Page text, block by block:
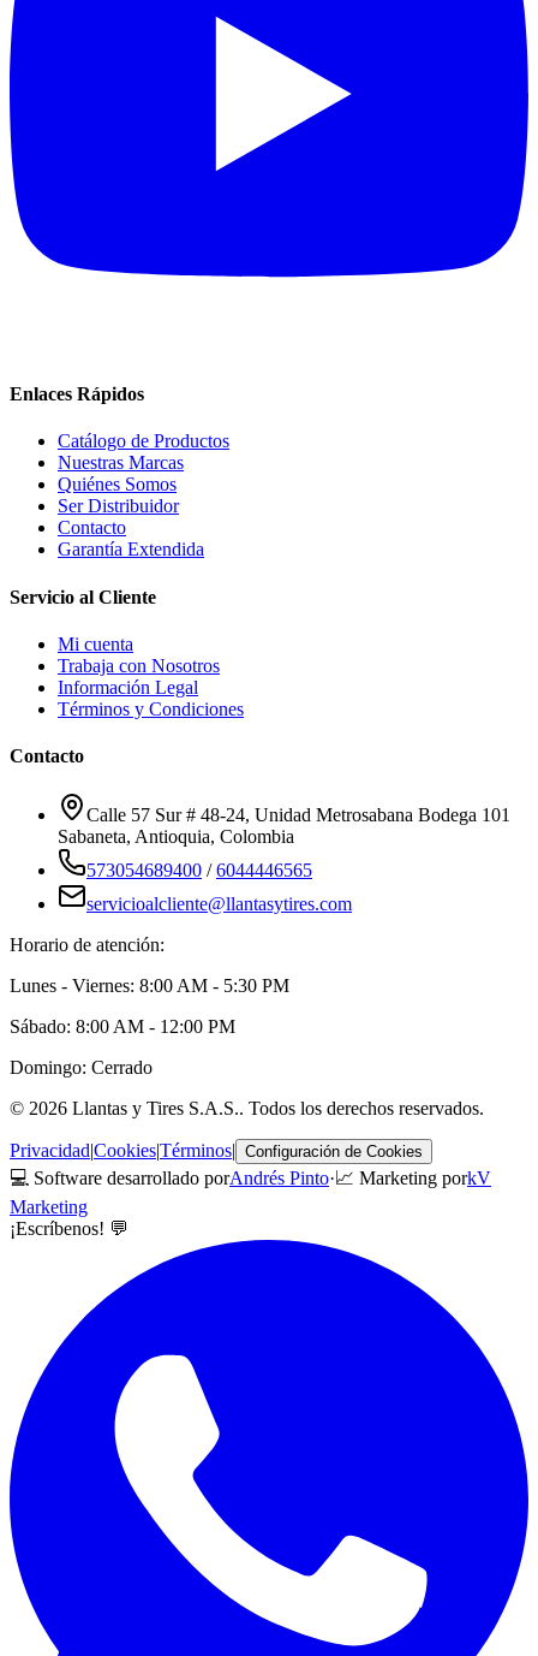
Enlaces Rápidos
Catálogo de Productos
Nuestras Marcas
Quiénes Somos
Ser Distribuidor
Contacto
Garantía Extendida
Servicio al Cliente
Mi cuenta
Trabaja con Nosotros
Información Legal
Términos y Condiciones
Contacto
Calle 57 Sur # 48-24, Unidad Metrosabana Bodega 101
Sabaneta, Antioquia, Colombia
573054689400 /6044446565
servicioalcliente@llantasytires.com
Horario de atención:
Lunes - Viernes: 8:00 AM - 5:30 PM
Sábado: 8:00 AM - 12:00 PM
Domingo: Cerrado
© 2026 Llantas y Tires S.A.S.. Todos los derechos reservados.
Privacidad|Cookies|Términos| Configuración de Cookies
💻 Software desarrollado porAndrés Pinto·📈 Marketing porkV
Marketing
¡Escríbenos! 💬